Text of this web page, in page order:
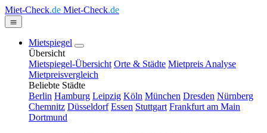
Miet-Check.de Miet-Check.de
Mietspiegel
Übersicht
Mietspiegel-Übersicht Orte & Städte Mietpreis Analyse
Mietpreisvergleich
Beliebte Städte
Berlin Hamburg Leipzig Köln München Dresden Nürnberg
Chemnitz Düsseldorf Essen Stuttgart Frankfurt am Main
Dortmund